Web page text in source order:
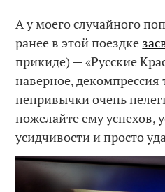
А у моего случайного
ранее в этой поездке
прикиде) — «Русские
наверное, декомпрессия
непривычки очень
пожелайте ему успехов,
усидчивости и просто